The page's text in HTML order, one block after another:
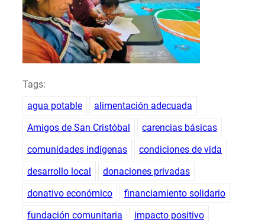
Tags:
agua potable
alimentación adecuada
Amigos de San Cristóbal
carencias básicas
comunidades indígenas
condiciones de vida
desarrollo local
donaciones privadas
donativo económico
financiamiento solidario
fundación comunitaria
impacto positivo